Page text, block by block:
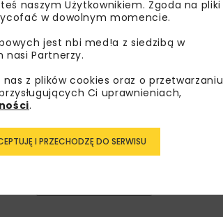
od nas
zaproszenia na
akcje
przeze mnie adres e-
newslettera.
naszym Użytkownikiem. Zgoda na pliki
w dowolnym momencie.
jest nbi med!a z siedzibą w
nasi Partnerzy.
z plików cookies oraz o przetwarzaniu
Ci uprawnieniach,
.
I PRZECHODZĘ DO SERWISU